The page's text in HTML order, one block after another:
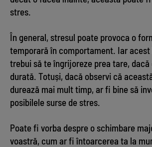
stres.
În general, stresul poate provoca o
temporară în comportament. Iar acest
trebui să te îngrijoreze prea tare,
durată. Totuși, dacă observi că
durează mai mult timp, ar fi bine să
posibilele surse de stres.
Poate fi vorba despre o schimbare
voastră, cum ar fi întoarcerea ta la